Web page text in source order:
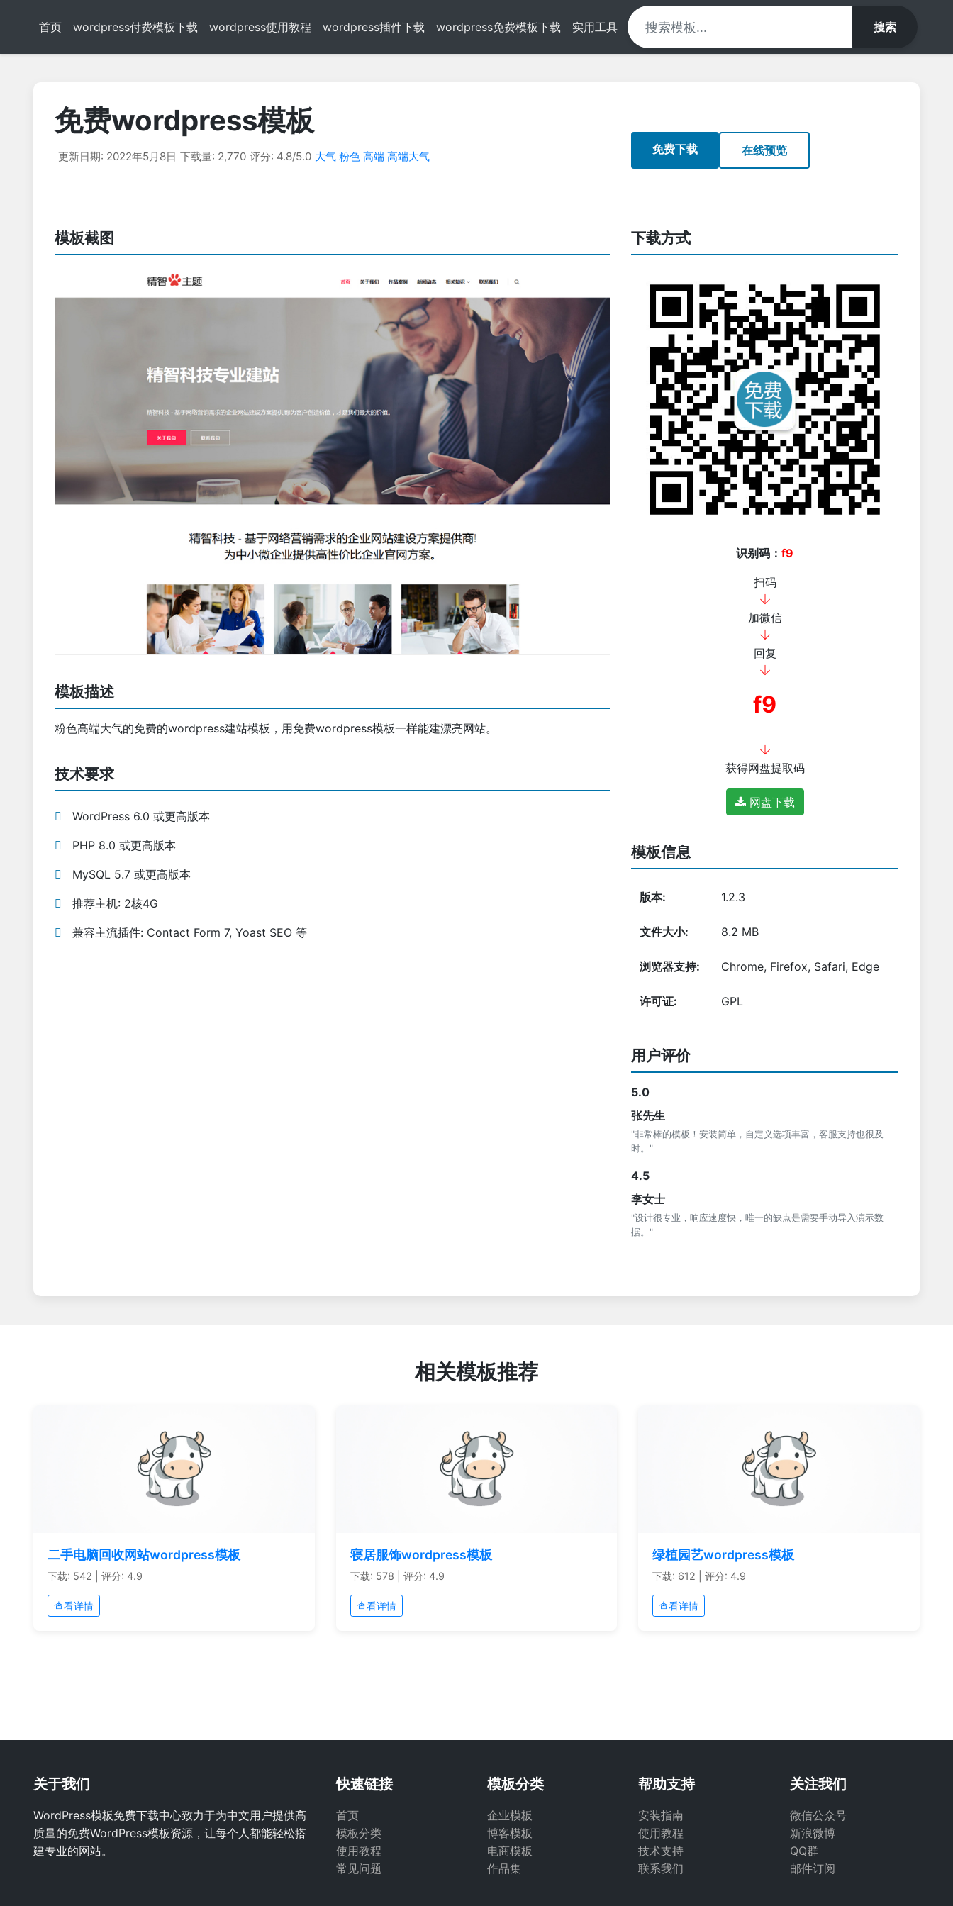
首页 wordpress付费模板下载 wordpress使用教程 wordpress插件下载 wordpress免费模板下载 实用工具 搜索
免费wordpress模板
更新日期: 2022年5月8日 下载量: 2,770 评分: 4.8/5.0 大气 粉色 高端 高端大气
免费下载 在线预览
模板截图
模板描述
粉色高端大气的免费的wordpress建站模板，用免费wordpress模板一样能建漂亮网站。
技术要求
WordPress 6.0 或更高版本
PHP 8.0 或更高版本
MySQL 5.7 或更高版本
推荐主机: 2核4G
兼容主流插件: Contact Form 7, Yoast SEO 等
下载方式
识别码：f9
扫码
加微信
回复
f9
获得网盘提取码
网盘下载
模板信息
版本: 1.2.3
文件大小: 8.2 MB
浏览器支持: Chrome, Firefox, Safari, Edge
许可证: GPL
用户评价
5.0
张先生
"非常棒的模板！安装简单，自定义选项丰富，客服支持也很及
时。"
4.5
李女士
"设计很专业，响应速度快，唯一的缺点是需要手动导入演示数
据。"
相关模板推荐
二手电脑回收网站wordpress模板
下载: 542 | 评分: 4.9
查看详情
寝居服饰wordpress模板
下载: 578 | 评分: 4.9
查看详情
绿植园艺wordpress模板
下载: 612 | 评分: 4.9
查看详情
关于我们
WordPress模板免费下载中心致力于为中文用户提供高
质量的免费WordPress模板资源，让每个人都能轻松搭
建专业的网站。
快速链接
首页
模板分类
使用教程
常见问题
模板分类
企业模板
博客模板
电商模板
作品集
帮助支持
安装指南
使用教程
技术支持
联系我们
关注我们
微信公众号
新浪微博
QQ群
邮件订阅